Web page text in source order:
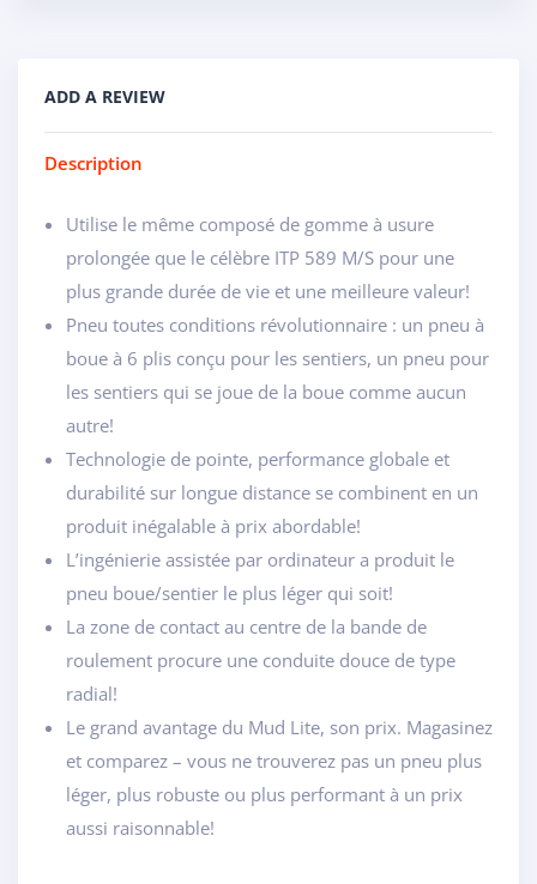
ADD A REVIEW
Description
Utilise le même composé de gomme à usure
prolongée que le célèbre ITP 589 M/S pour une
plus grande durée de vie et une meilleure valeur!
Pneu toutes conditions révolutionnaire : un pneu à
boue à 6 plis conçu pour les sentiers, un pneu pour
les sentiers qui se joue de la boue comme aucun
autre!
Technologie de pointe, performance globale et
durabilité sur longue distance se combinent en un
produit inégalable à prix abordable!
L’ingénierie assistée par ordinateur a produit le
pneu boue/sentier le plus léger qui soit!
La zone de contact au centre de la bande de
roulement procure une conduite douce de type
radial!
Le grand avantage du Mud Lite, son prix. Magasinez
et comparez – vous ne trouverez pas un pneu plus
léger, plus robuste ou plus performant à un prix
aussi raisonnable!